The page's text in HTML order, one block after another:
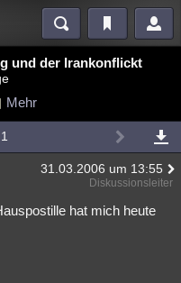
Mystery Kriminalfälle
Ufologie
und der Irankonflickt
Mehr
31.03.2006 um 13:55
Diskussionsleiter
hat mich heute